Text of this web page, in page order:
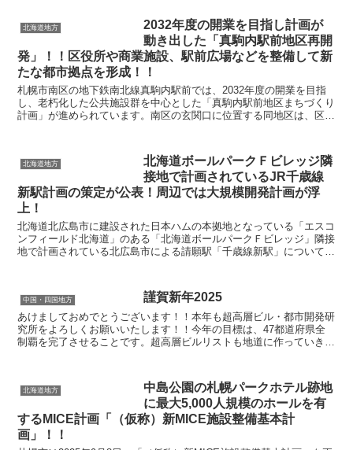
北海道地方
2032年度の開業を目指し計画が
動き出した「真駒内駅前地区再開
発」！！区役所や商業施設、駅前広場などを整備して新
たな都市拠点を形成！！
札幌市南区の地下鉄南北線真駒内駅前では、2032年度の開業を目指
し、老朽化した公共施設群を中心とした「真駒内駅前地区まちづくり
計画」が進められています。南区の玄関口に位置する同地区は、区役
北海道地方
北海道ボールパークＦビレッジ隣
接地で計画されているJR千歳線
新駅計画の策定が公表！周辺では大規模開発計画が浮
上！
北海道北広島市に建設された日本ハムの本拠地となっている「エスコ
ンフィールド北海道」のある「北海道ボールパークＦビレッジ」隣接
地で計画されている北広島市による請願駅「千歳線新駅」について、
中国・四国地方 謹賀新年2025
あけましておめでとうございます！！本年も超高層ビル・都市開発研
究所をよろしくお願いいたします！！今年の目標は、47都道府県全
制覇を完了させることです。超高層ビルリストも地道に作っていきま
北海道地方
中島公園の札幌パークホテル跡地
に最大5,000人規模のホールを有
するMICE計画「（仮称）新MICE施設整備基本計
画」！！